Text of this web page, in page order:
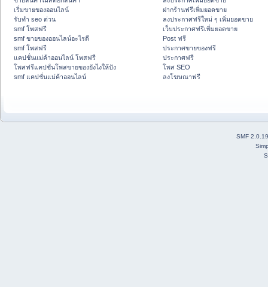
เริ่มขายของออนไลน์
รับทำ seo ด่วน
smf โพสฟรี
smf ขายของออนไลน์อะไรดี
smf โพสฟรี
แคปชั่นแม่ค้าออนไลน์ โพสฟรี
โพสฟรีแคปชั่นโพสขายของยังไงให้ปัง
smf แคปชั่นแม่ค้าออนไลน์
ฝากร้านฟรีเพิ่มยอดขาย
ลงประกาศฟรีใหม่ ๆ เพิ่มยอดขาย
เว็บประกาศฟรีเพิ่มยอดขาย
Post ฟรี
ประกาศขายของฟรี
ประกาศฟรี
โพส SEO
ลงโฆษณาฟรี
SMF 2.0.19